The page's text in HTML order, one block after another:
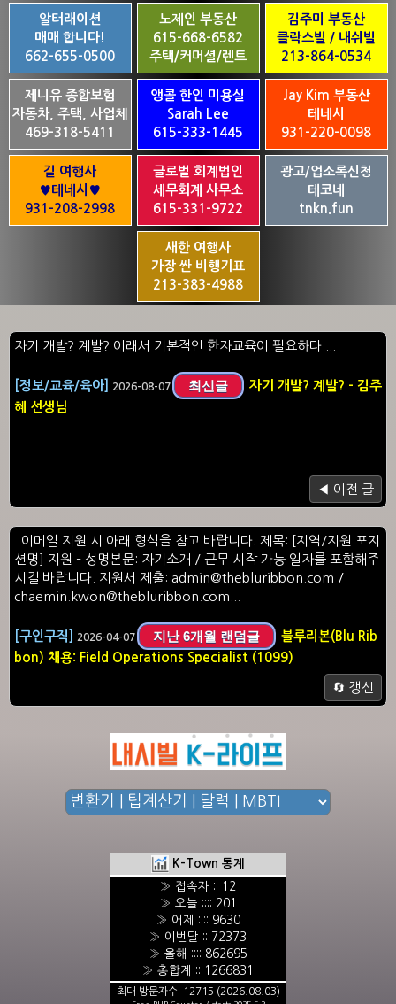
알터래이션
매매 합니다!
662-655-0500
노제인 부동산
615-668-6582
주택/커머셜/렌트
김주미 부동산
클락스빌 / 내쉬빌
213-864-0534
제니유 종합보험
자동차, 주택, 사업체
469-318-5411
앵콜 한인 미용실
Sarah Lee
615-333-1445
Jay Kim 부동산
테네시
931-220-0098
길 여행사
♥테네시♥
931-208-2998
글로벌 회계법인
세무회계 사무소
615-331-9722
광고/업소록신청
테코네
tnkn.fun
새한 여행사
가장 싼 비행기표
213-383-4988
자기 개발? 계발? 이래서 기본적인 한자교육이 필요하다 ...
[정보/교육/육아] 2026-08-07 최신글
자기 개발? 계발? - 김주
혜 선생님
◀ 이전 글
이메일 지원 시 아래 형식을 참고 바랍니다. 제목: [지역/지원 포지
션명] 지원 – 성명본문: 자기소개 / 근무 시작 가능 일자를 포함해주
시길 바랍니다. 지원서 제출: admin@thebluribbon.com /
chaemin.kwon@thebluribbon.com...
[구인구직] 2026-04-07 지난 6개월 랜덤글
블루리본(Blu Rib
bon) 채용: Field Operations Specialist (1099)
🔄 갱신
K-Town 통계
» 접속자 :: 12
» 오늘 :::: 201
» 어제 :::: 9630
» 이번달 :: 72373
» 올해 :::: 862695
» 총합계 :: 1266831
최대 방문자수: 12715 (2026.08.03)